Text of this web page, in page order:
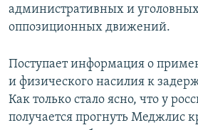
административных и
оппозиционных движений.
Поступает информация о
и физического насилия к
Как только стало ясно, что у
получается прогнуть Меджлис